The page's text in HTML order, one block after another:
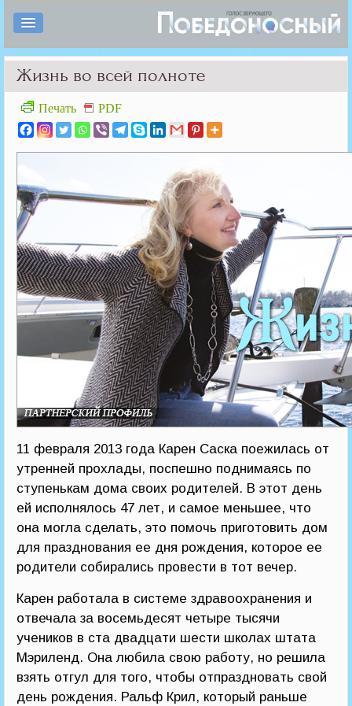
Жизнь во всей полноте
Печать PDF
11 февраля 2013 года Карен Саска поежилась от
утренней прохлады, поспешно поднимаясь по
ступенькам дома своих родителей. В этот день
ей исполнялось 47 лет, и самое меньшее, что
она могла сделать, это помочь приготовить дом
для празднования ее дня рождения, которое ее
родители собирались провести в тот вечер.
Карен работала в системе здравоохранения и
отвечала за восемьдесят четыре тысячи
учеников в ста двадцати шести школах штата
Мэриленд. Она любила свою работу, но решила
взять отгул для того, чтобы отпраздновать свой
день рождения. Ральф Крил, который раньше